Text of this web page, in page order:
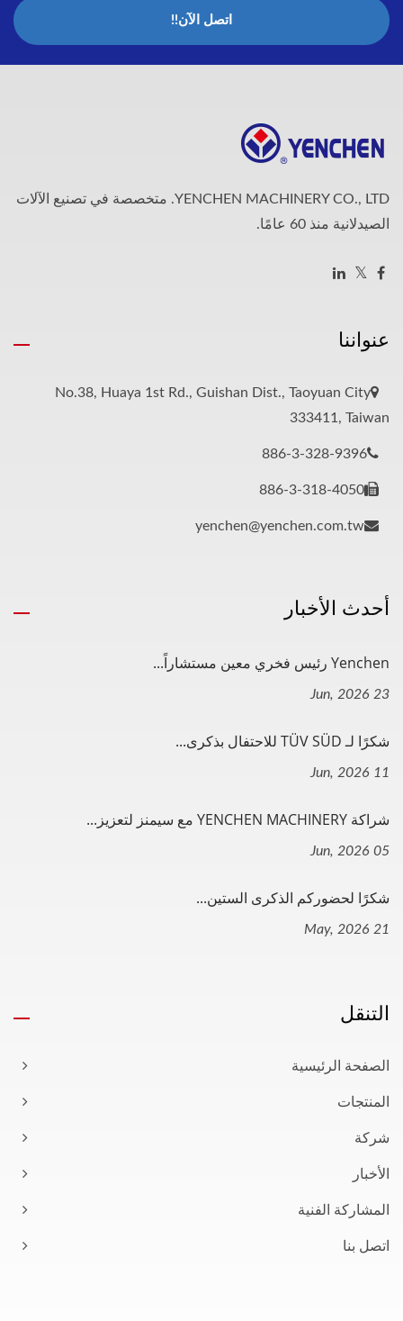
اتصل الآن!!
YENCHEN MACHINERY CO., LTD. متخصصة في تصنيع الآلات
الصيدلانية منذ 60 عامًا.
عنواننا
No.38, Huaya 1st Rd., Guishan Dist., Taoyuan City
333411, Taiwan
886-3-328-9396
886-3-318-4050
yenchen@yenchen.com.tw
أحدث الأخبار
Yenchen رئيس فخري معين مستشاراً...
23 Jun, 2026
شكرًا لـ TÜV SÜD للاحتفال بذكرى...
11 Jun, 2026
شراكة YENCHEN MACHINERY مع سيمنز لتعزيز...
05 Jun, 2026
شكرًا لحضوركم الذكرى الستين...
21 May, 2026
التنقل
الصفحة الرئيسية
المنتجات
شركة
الأخبار
المشاركة الفنية
اتصل بنا